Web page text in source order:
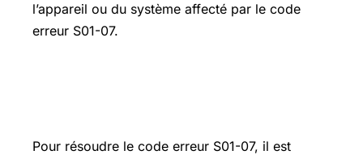
l’appareil ou du système affecté par le code
erreur S01-07.
Pour résoudre le code erreur S01-07, il est